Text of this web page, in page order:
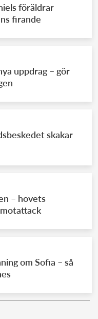
föräldrar
firande
uppdrag – gör
skakar
– hovets
om Sofia – så